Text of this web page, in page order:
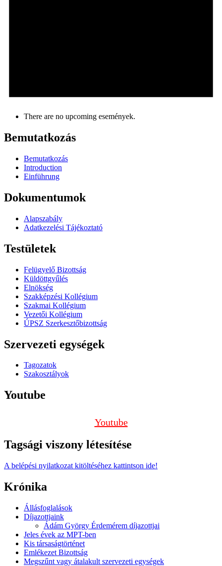
There are no upcoming események.
Bemutatkozás
Bemutatkozás
Introduction
Einführung
Dokumentumok
Alapszabály
Adatkezelési Tájékoztató
Testületek
Felügyelő Bizottság
Küldöttgyűlés
Elnökség
Szakképzési Kollégium
Szakmai Kollégium
Vezetői Kollégium
ÚPSZ Szerkesztőbizottság
Szervezeti egységek
Tagozatok
Szakosztályok
Youtube
Youtube
Tagsági viszony létesítése
A belépési nyilatkozat kitöltéséhez kattintson ide!
Krónika
Állásfoglalások
Díjazottjaink
Ádám György Érdemérem díjazottjai
Jeles évek az MPT-ben
Kis társaságtörténet
Emlékezet Bizottság
Megszűnt vagy átalakult szervezeti egységek